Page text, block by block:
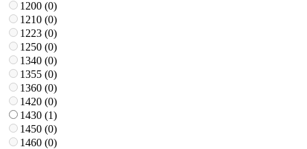
1200 (0)
1210 (0)
1223 (0)
1250 (0)
1340 (0)
1355 (0)
1360 (0)
1420 (0)
1430 (1)
1450 (0)
1460 (0)